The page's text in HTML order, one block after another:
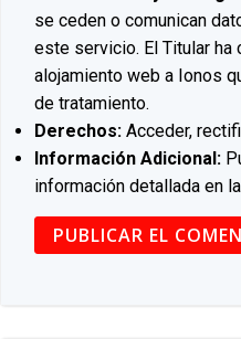
se ceden o comunican
este servicio. El Titular
alojamiento web a Ionos
de tratamiento.
Derechos: Acceder,
Información Adicional:
información detallada en la